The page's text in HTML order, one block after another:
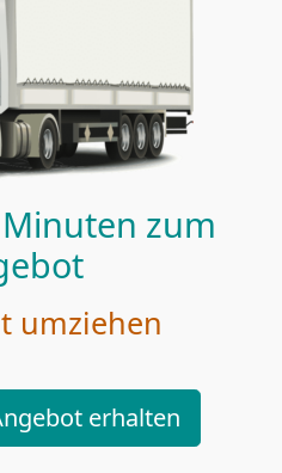
zum
umziehen
erhalten